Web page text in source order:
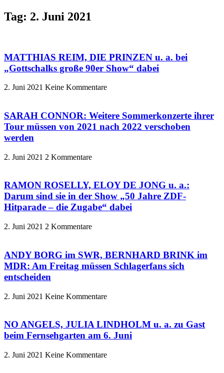
Tag: 2. Juni 2021
MATTHIAS REIM, DIE PRINZEN u. a. bei
„Gottschalks große 90er Show“ dabei
2. Juni 2021 Keine Kommentare
SARAH CONNOR: Weitere Sommerkonzerte ihrer
Tour müssen von 2021 nach 2022 verschoben
werden
2. Juni 2021 2 Kommentare
RAMON ROSELLY, ELOY DE JONG u. a.:
Darum sind sie in der Show „50 Jahre ZDF-
Hitparade – die Zugabe“ dabei
2. Juni 2021 2 Kommentare
ANDY BORG im SWR, BERNHARD BRINK im
MDR: Am Freitag müssen Schlagerfans sich
entscheiden
2. Juni 2021 Keine Kommentare
NO ANGELS, JULIA LINDHOLM u. a. zu Gast
beim Fernsehgarten am 6. Juni
2. Juni 2021 Keine Kommentare